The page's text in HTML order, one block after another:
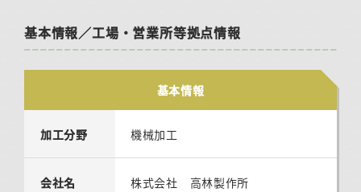
基本情報／工場・営業所等拠点情報
基本情報
加工分野 機械加工
会社名 株式会社 高林製作所